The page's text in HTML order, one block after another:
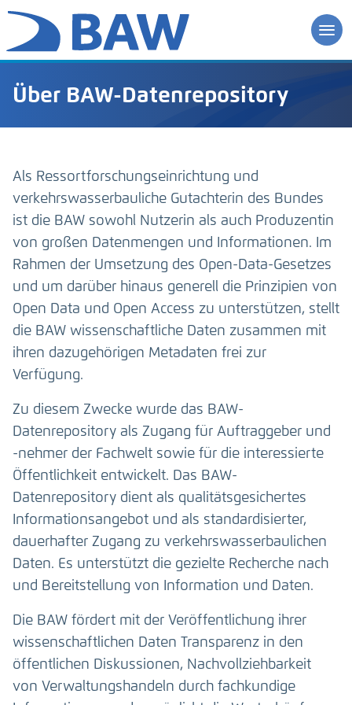
Über BAW-Datenrepository
Als Ressortforschungseinrichtung und
verkehrswasserbauliche Gutachterin des Bundes
ist die BAW sowohl Nutzerin als auch Produzentin
von großen Datenmengen und Informationen. Im
Rahmen der Umsetzung des Open-Data-Gesetzes
und um darüber hinaus generell die Prinzipien von
Open Data und Open Access zu unterstützen, stellt
die BAW wissenschaftliche Daten zusammen mit
ihren dazugehörigen Metadaten frei zur
Verfügung.
Zu diesem Zwecke wurde das BAW-
Datenrepository als Zugang für Auftraggeber und
-nehmer der Fachwelt sowie für die interessierte
Öffentlichkeit entwickelt. Das BAW-
Datenrepository dient als qualitätsgesichertes
Informationsangebot und als standardisierter,
dauerhafter Zugang zu verkehrswasserbaulichen
Daten. Es unterstützt die gezielte Recherche nach
und Bereitstellung von Information und Daten.
Die BAW fördert mit der Veröffentlichung ihrer
wissenschaftlichen Daten Transparenz in den
öffentlichen Diskussionen, Nachvollziehbarkeit
von Verwaltungshandeln durch fachkundige